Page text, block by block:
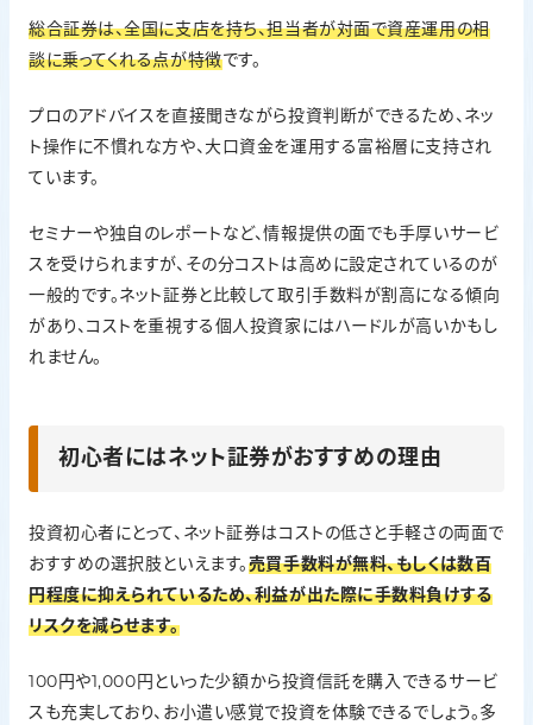
総合証券は、全国に支店を持ち、担当者が対面で資産運用の相
談に乗ってくれる点が特徴です。
プロのアドバイスを直接聞きながら投資判断ができるため、ネッ
ト操作に不慣れな方や、大口資金を運用する富裕層に支持され
ています。
セミナーや独自のレポートなど、情報提供の面でも手厚いサービ
スを受けられますが、その分コストは高めに設定されているのが
一般的です。ネット証券と比較して取引手数料が割高になる傾向
があり、コストを重視する個人投資家にはハードルが高いかもし
れません。
初心者にはネット証券がおすすめの理由
投資初心者にとって、ネット証券はコストの低さと手軽さの両面で
おすすめの選択肢といえます。売買手数料が無料、もしくは数百
円程度に抑えられているため、利益が出た際に手数料負けする
リスクを減らせます。
100円や1,000円といった少額から投資信託を購入できるサービ
スも充実しており、お小遣い感覚で投資を体験できるでしょう。多